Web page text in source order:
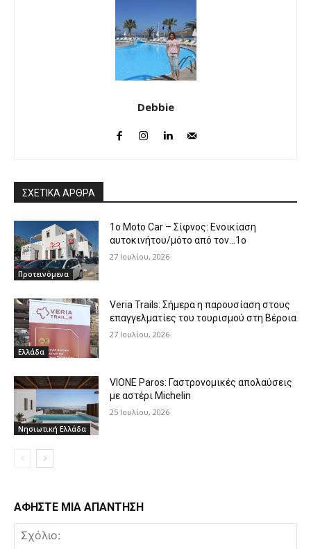
Debbie
ΣΧΕΤΙΚΑ ΑΡΘΡΑ
Προτεινόμενα
1o Moto Car – Σίφνος: Ενοικίαση
αυτοκινήτου/μότο από τον…1ο
27 Ιουλίου, 2026
Ελλάδα
Veria Trails: Σήμερα η παρουσίαση στους
επαγγελματίες του τουρισμού στη Βέροια
27 Ιουλίου, 2026
Νησιωτική Ελλάδα
VIONE Paros: Γαστρονομικές απολαύσεις
με αστέρι Michelin
25 Ιουλίου, 2026
ΑΦΗΣΤΕ ΜΙΑ ΑΠΑΝΤΗΣΗ